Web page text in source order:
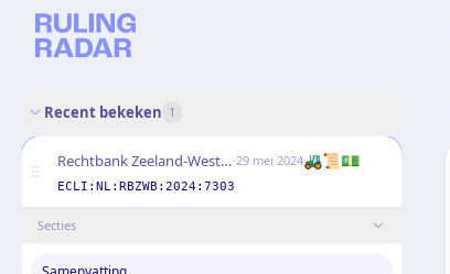
Recent bekeken 1
Rechtbank Zeeland-West-Brabant·29 mei 2024🚜📜💵
ECLI:NL:RBZWB:2024:7303
Secties